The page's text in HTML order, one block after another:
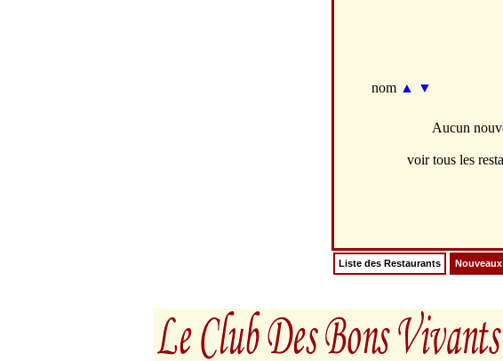
nom ▲ ▼
Aucun
voir tous les
Liste des Restaurants